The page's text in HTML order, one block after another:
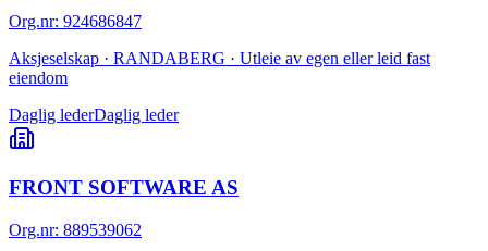
Org.nr: 924686847
Aksjeselskap · RANDABERG · Utleie av egen eller leid fast
eiendom
Daglig lederDaglig leder
FRONT SOFTWARE AS
Org.nr: 889539062